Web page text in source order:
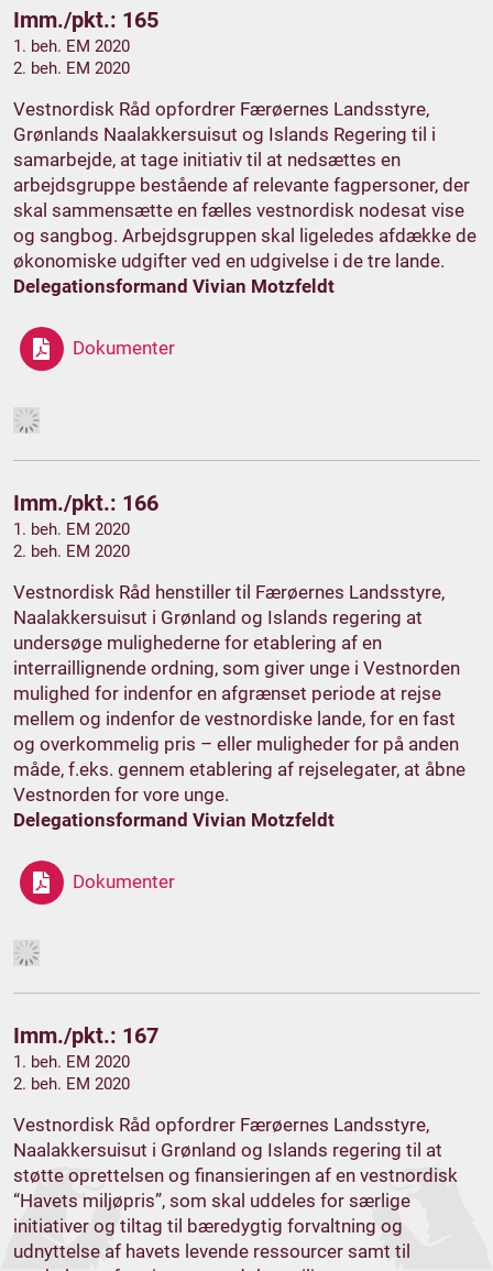
Imm./pkt.: 165
1. beh. EM 2020
2. beh. EM 2020
Vestnordisk Råd opfordrer Færøernes Landsstyre,
Grønlands Naalakkersuisut og Islands Regering til i
samarbejde, at tage initiativ til at nedsættes en
arbejdsgruppe bestående af relevante fagpersoner, der
skal sammensætte en fælles vestnordisk nodesat vise
og sangbog. Arbejdsgruppen skal ligeledes afdække de
økonomiske udgifter ved en udgivelse i de tre lande.
Delegationsformand Vivian Motzfeldt
Dokumenter
Imm./pkt.: 166
1. beh. EM 2020
2. beh. EM 2020
Vestnordisk Råd henstiller til Færøernes Landsstyre,
Naalakkersuisut i Grønland og Islands regering at
undersøge mulighederne for etablering af en
interraillignende ordning, som giver unge i Vestnorden
mulighed for indenfor en afgrænset periode at rejse
mellem og indenfor de vestnordiske lande, for en fast
og overkommelig pris – eller muligheder for på anden
måde, f.eks. gennem etablering af rejselegater, at åbne
Vestnorden for vore unge.
Delegationsformand Vivian Motzfeldt
Dokumenter
Imm./pkt.: 167
1. beh. EM 2020
2. beh. EM 2020
Vestnordisk Råd opfordrer Færøernes Landsstyre,
Naalakkersuisut i Grønland og Islands regering til at
støtte oprettelsen og finansieringen af en vestnordisk
“Havets miljøpris”, som skal uddeles for særlige
initiativer og tiltag til bæredygtig forvaltning og
udnyttelse af havets levende ressourcer samt til